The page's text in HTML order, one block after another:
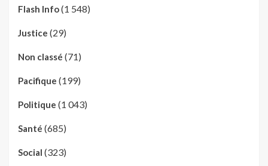
Flash Info(1 548)
Justice (29)
Non classé (71)
Pacifique (199)
Politique (1 043)
Santé (685)
Social (323)